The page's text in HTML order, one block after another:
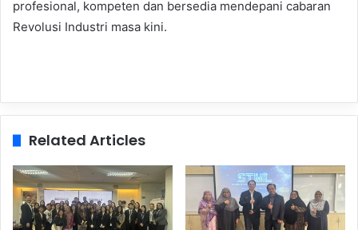
profesional, kompeten dan bersedia mendepani cabaran
Revolusi Industri masa kini.
Related Articles